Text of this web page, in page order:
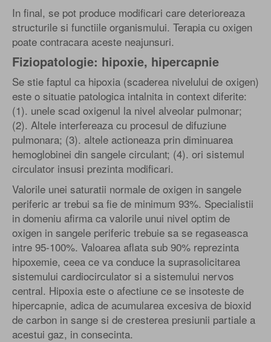
In final, se pot produce modificari care deterioreaza
structurile si functiile organismului. Terapia cu oxigen
poate contracara aceste neajunsuri.
Fiziopatologie: hipoxie, hipercapnie
Se stie faptul ca hipoxia (scaderea nivelului de oxigen)
este o situatie patologica intalnita in context diferite:
(1). unele scad oxigenul la nivel alveolar pulmonar;
(2). Altele interfereaza cu procesul de difuziune
pulmonara; (3). altele actioneaza prin diminuarea
hemoglobinei din sangele circulant; (4). ori sistemul
circulator insusi prezinta modificari.
Valorile unei saturatii normale de oxigen in sangele
periferic ar trebui sa fie de minimum 93%. Specialistii
in domeniu afirma ca valorile unui nivel optim de
oxigen in sangele periferic trebuie sa se regaseasca
intre 95-100%. Valoarea aflata sub 90% reprezinta
hipoxemie, ceea ce va conduce la suprasolicitarea
sistemului cardiocirculator si a sistemului nervos
central. Hipoxia este o afectiune ce se insoteste de
hipercapnie, adica de acumularea excesiva de bioxid
de carbon in sange si de cresterea presiunii partiale a
acestui gaz, in consecinta.